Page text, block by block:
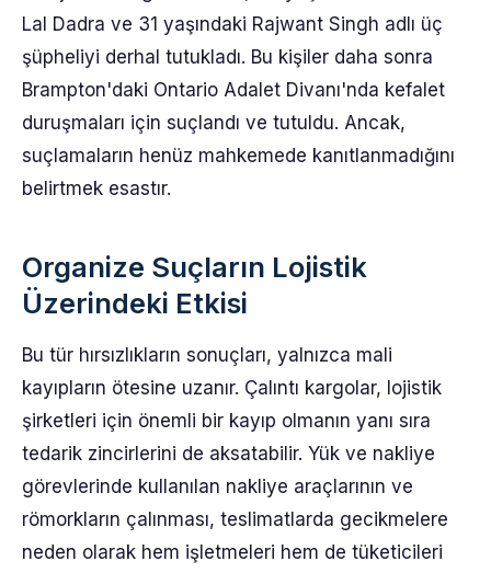
Lal Dadra ve 31 yaşındaki Rajwant Singh adlı üç
şüpheliyi derhal tutukladı. Bu kişiler daha sonra
Brampton'daki Ontario Adalet Divanı'nda kefalet
duruşmaları için suçlandı ve tutuldu. Ancak,
suçlamaların henüz mahkemede kanıtlanmadığını
belirtmek esastır.
Organize Suçların Lojistik
Üzerindeki Etkisi
Bu tür hırsızlıkların sonuçları, yalnızca mali
kayıpların ötesine uzanır. Çalıntı kargolar, lojistik
şirketleri için önemli bir kayıp olmanın yanı sıra
tedarik zincirlerini de aksatabilir. Yük ve nakliye
görevlerinde kullanılan nakliye araçlarının ve
römorkların çalınması, teslimatlarda gecikmelere
neden olarak hem işletmeleri hem de tüketicileri